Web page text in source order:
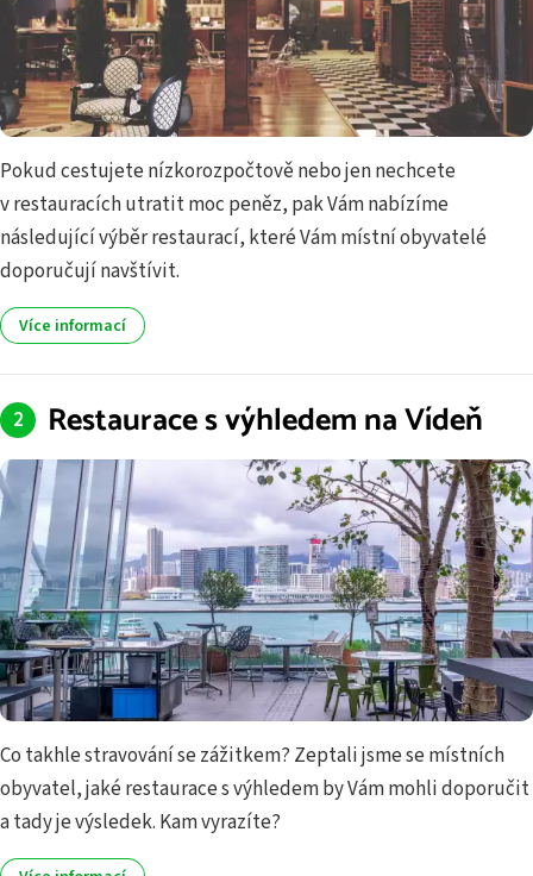
Pokud cestujete nízkorozpočtově nebo jen nechcete
v restauracích utratit moc peněz, pak Vám nabízíme
následující výběr restaurací, které Vám místní obyvatelé
doporučují navštívit.
Více informací
Restaurace s výhledem na Vídeň
Co takhle stravování se zážitkem? Zeptali jsme se místních
obyvatel, jaké restaurace s výhledem by Vám mohli doporučit
a tady je výsledek. Kam vyrazíte?